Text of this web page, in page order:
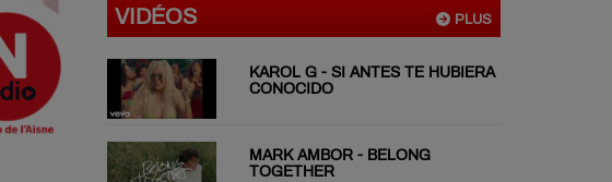
PLUS
VIDÉOS
KAROL G - SI ANTES TE HUBIERA
CONOCIDO
MARK AMBOR - BELONG
TOGETHER